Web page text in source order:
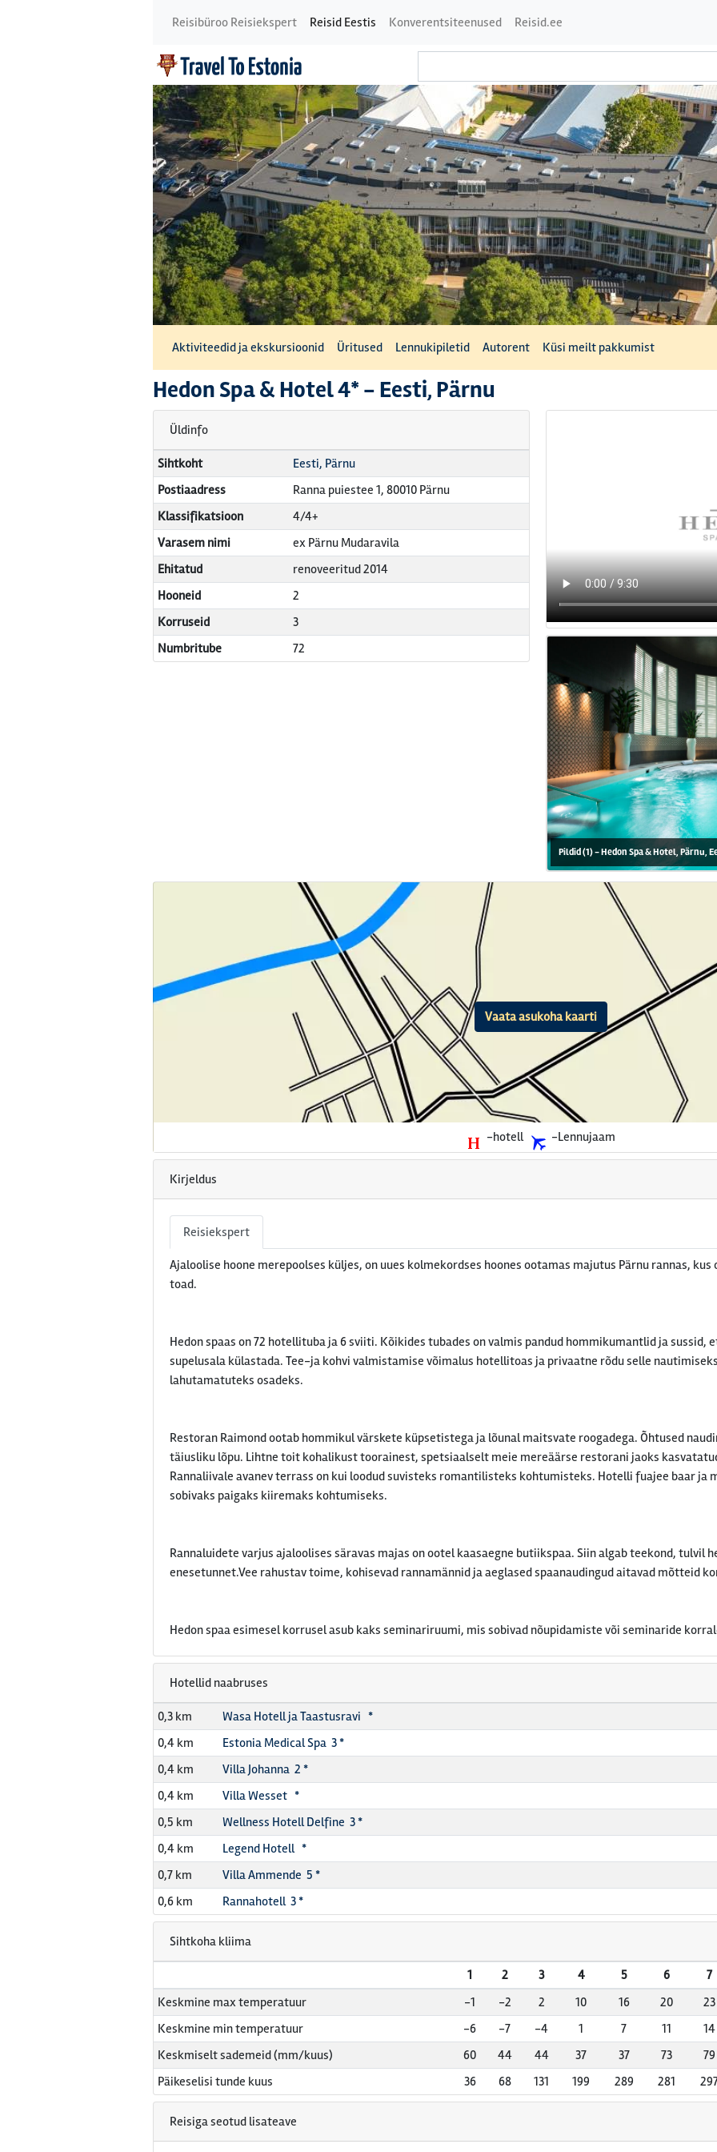
Reisibüroo Reisiekspert Reisid Eestis Konverentsiteenused Reisid.ee
Aktiviteedid ja ekskursioonid Üritused Lennukipiletid Autorent Küsi meilt pakkumist
Hedon Spa & Hotel4* - Eesti, Pärnu
Üldinfo
Sihtkoht
Eesti, Pärnu
Postiaadress
Ranna puiestee 1, 80010 Pärnu
Klassifikatsioon
4/4+
Varasem nimi
ex Pärnu Mudaravila
Ehitatud
renoveeritud 2014
Hooneid
2
Korruseid
3
Numbritube
72
Pildid (1) - Hedon Spa & Hotel, Pärnu,
-hotell -Lennujaam
Vaata asukoha kaarti
Kirjeldus
Reisiekspert
Ajaloolise hoone merepoolses küljes, on uues kolmekordses hoones ootamas majutus Pärnu rannas,
toad.
Hedon spaas on 72 hotellituba ja 6 sviiti. Kõikides tubades on valmis pandud hommikumantlid ja sussid,
supelusala külastada. Tee-ja kohvi valmistamise võimalus hotellitoas ja privaatne rõdu selle
lahutamatuteks osadeks.
Restoran Raimond ootab hommikul värskete küpsetistega ja lõunal maitsvate roogadega. Õhtused
täiusliku lõpu. Lihtne toit kohalikust toorainest, spetsiaalselt meie mereäärse restorani jaoks
Rannaliivale avanev terrass on kui loodud suvisteks romantilisteks kohtumisteks. Hotelli fuajee baar ja
sobivaks paigaks kiiremaks kohtumiseks.
Rannaluidete varjus ajaloolises säravas majas on ootel kaasaegne butiikspaa. Siin algab teekond, tulvil
enesetunnet.Vee rahustav toime, kohisevad rannamännid ja aeglased spaanaudingud aitavad mõtteid
Hedon spaa esimesel korrusel asub kaks seminariruumi, mis sobivad nõupidamiste või seminaride
Hotellid naabruses
0,3 km
Wasa Hotell ja Taastusravi *
0,4 km
Estonia Medical Spa 3 *
0,4 km
Villa Johanna 2 *
0,4 km
Villa Wesset *
0,5 km
Wellness Hotell Delfine 3 *
0,4 km
Legend Hotell *
0,7 km
Villa Ammende 5 *
0,6 km
Rannahotell 3 *
Sihtkoha kliima
1 2 3 4 5 6
7
Keskmine max temperatuur
-1 -2 2 10 16 20
23
Keskmine min temperatuur
-6 -7 -4 1 7 11
14
Keskmiselt sademeid (mm/kuus)
60 44 44 37 37 73
79
Päikeselisi tunde kuus
36 68 131 199 289 281
Reisiga seotud lisateave